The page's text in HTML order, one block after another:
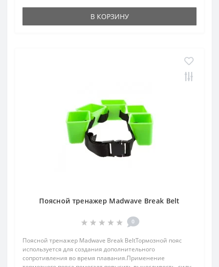
В КОРЗИНУ
Поясной тренажер Madwave Break Belt
0
Поясной тренажер Madwave Break BeltТормозной пояс
используется для создания дополнительного
сопротивления во время плавания.Применение